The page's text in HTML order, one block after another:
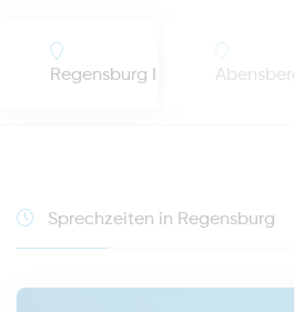
Regensburg I
Sprechzeiten in Regensburg